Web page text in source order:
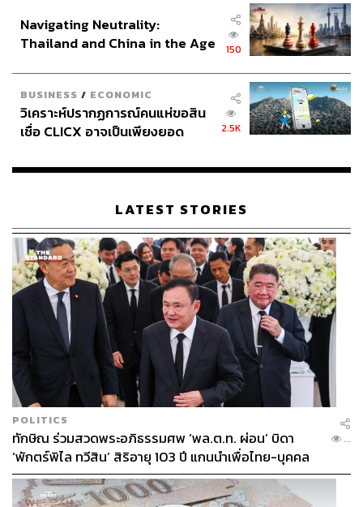
Arsenal เป็นทีมที่ “เกือบ” มาหลายปี
คำว่า “เกือบ” ถ้าอยู่กับองค์กรนานพอ อาจทำลายความเชื่อ
มั่นในตัวเอง (ซึ่งเคยเป๋มาหลายปี) แต่ถ้าจัดการถูกต้อง มัน
ความเจ็บปวดจริง และต้องก้าวข้ามผ่านมันให้ได้
ประโยคทองของฤดูกาลนี้ออกมาจากปากของดีแคลน ไรซ์
ในวันที่แพ้แมนเชสเตอร์ซิตี้ 2-1 วันที่แม้แต่แฟนปืนอย่างผมก็
ทำใจแล้วว่าปีนี้คงจะเป็นอีกปีที่ได้เป็นแค่ท่านรอง ใจมันฝ่อ
หดหู่เหมือนทุกปี
“It’s not done!”
“มันยังไม่จบเว้ย”
ประโยคหลังเกมนี้ ถูกเผยแพร่ไปทั่วโลกออนไลน์ และปลุกให้
แฟนอาร์เซนอลทั้งโลก เชื่อมันว่า เฮ้ย ปีนี้มันไม่เหมือนเดิมว่ะ
ใจมันได้แล้ว ใจมันใหญ่แล้ว ปีนี้มันต้องเป็นปีของเราสิวะ!
สุดท้าย สิ่งที่ผมคิดว่าสวยที่สุดของเรื่องนี้ คือมิติทางอารมณ์
Navigating Neutrality:
Thailand and China in the Age
150
BUSINESS / ECONOMIC
วิเคราะห์ปรากฏการณ์คนแห่ขอสิน
เชื่อ CLICX อาจเป็นเพียงยอด
เรือนไทยที่ถูกซุกไว้
2.5K
LATEST STORIES
POLITICS
ทักษิณ ร่วมสวดพระอภิธรรมศพ ‘พล.ต.ท. ผ่อน’ บิดา
‘พักตร์พิไล ทวีสิน’ สิริอายุ 103 ปี แกนนำเพื่อไทย-บุคคล
หลากวงการร่วมอาลัย
...